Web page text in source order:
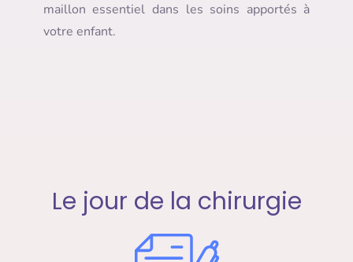
maillon essentiel dans les soins apportés à
votre enfant.
Le jour de la chirurgie